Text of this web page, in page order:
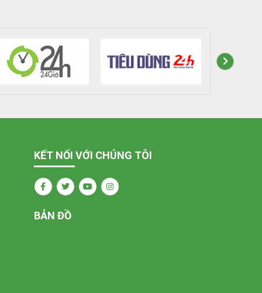
KẾT NỐI VỚI CHÚNG TÔI
BẢN ĐỒ